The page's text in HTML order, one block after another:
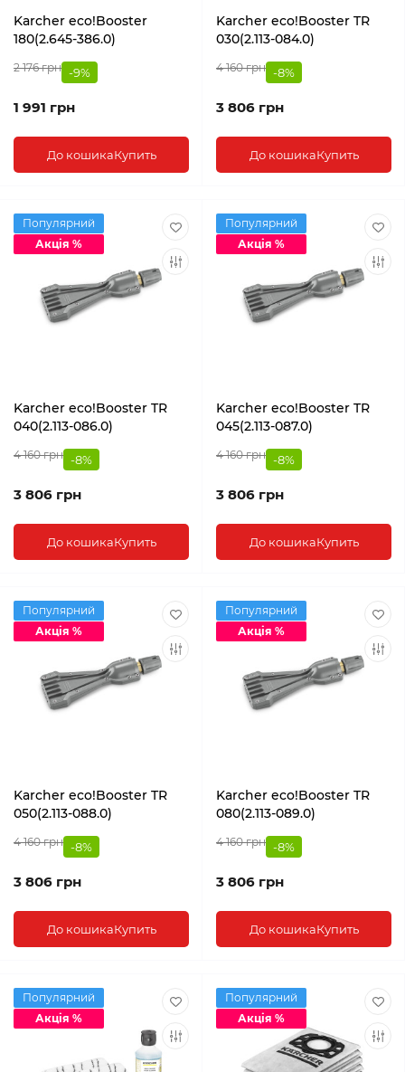
Karcher eco!Booster
180(2.645-386.0)
2 176 грн -9%
1 991 грн
До кошикаКупить
Karcher eco!Booster TR
030(2.113-084.0)
4 160 грн -8%
3 806 грн
До кошикаКупить
Популярний
Акція %
Karcher eco!Booster TR
040(2.113-086.0)
4 160 грн -8%
3 806 грн
До кошикаКупить
Популярний
Акція %
Karcher eco!Booster TR
045(2.113-087.0)
4 160 грн -8%
3 806 грн
До кошикаКупить
Популярний
Акція %
Karcher eco!Booster TR
050(2.113-088.0)
4 160 грн -8%
3 806 грн
До кошикаКупить
Популярний
Акція %
Karcher eco!Booster TR
080(2.113-089.0)
4 160 грн -8%
3 806 грн
До кошикаКупить
Популярний
Акція %
Популярний
Акція %